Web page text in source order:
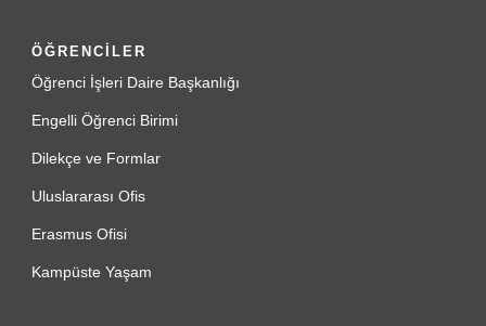
ÖĞRENCİLER
Öğrenci İşleri Daire Başkanlığı
Engelli Öğrenci Birimi
Dilekçe ve Formlar
Uluslararası Ofis
Erasmus Ofisi
Kampüste Yaşam